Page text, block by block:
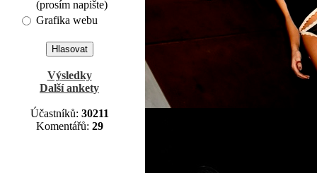
(prosím napište)
Grafika webu
Výsledky
Další ankety
Účastníků: 30211
Komentářů: 29